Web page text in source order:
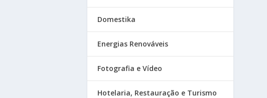
Domestika
Energias Renováveis
Fotografia e Vídeo
Hotelaria, Restauração e Turismo